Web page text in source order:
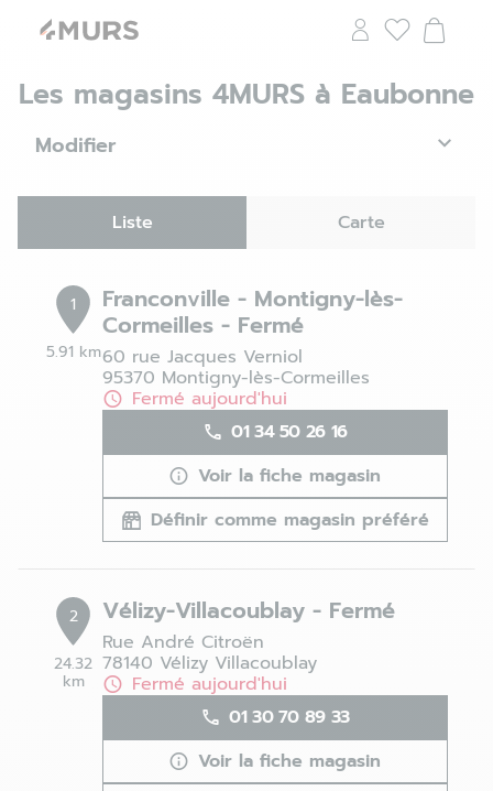
Les magasins 4MURS à Eaubonne
Modifier
Liste Carte
1
5.91 km
Franconville - Montigny-lès-
Cormeilles - Fermé
60 rue Jacques Verniol
95370 Montigny-lès-Cormeilles
Fermé aujourd'hui
01 34 50 26 16
Voir la fiche magasin
Définir comme magasin préféré
2
24.32
km
Vélizy-Villacoublay - Fermé
Rue André Citroën
78140 Vélizy Villacoublay
Fermé aujourd'hui
01 30 70 89 33
Voir la fiche magasin